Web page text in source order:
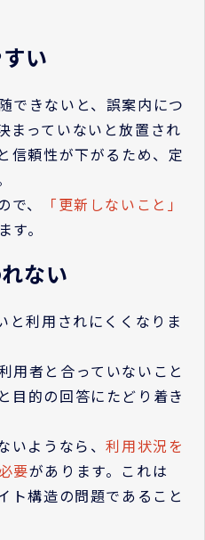
い
できないと、誤案内につ
まっていないと放置され
信頼性が下がるため、定
、
「更新しないこと」
す。
ない
と利用されにくくなりま
用者と合っていないこと
目的の回答にたどり着き
いようなら、利用状況を
要があります。これは
ト構造の問題であること